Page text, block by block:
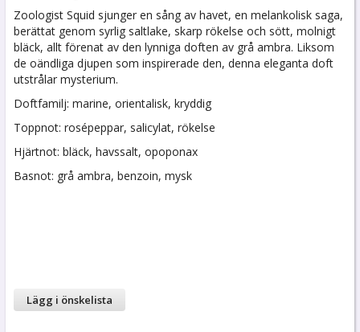
Zoologist Squid sjunger en sång av havet, en melankolisk saga,
berättat genom syrlig saltlake, skarp rökelse och sött, molnigt
bläck, allt förenat av den lynniga doften av grå ambra. Liksom
de oändliga djupen som inspirerade den, denna eleganta doft
utstrålar mysterium.
Doftfamilj: marine, orientalisk, kryddig
Toppnot: rosépeppar, salicylat, rökelse
Hjärtnot: bläck, havssalt, opoponax
Basnot: grå ambra, benzoin, mysk
Lägg i önskelista